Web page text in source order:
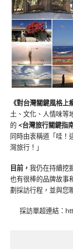
《對台灣關鍵風格上
土、文化、人情味等
的 <台灣旅行關鍵指
同時由衷稱道「哇！
灣旅行！」
目前， 我仍在持續挖
也有很棒的品牌故事
劃採訪行程，並與您
採訪單超連結：